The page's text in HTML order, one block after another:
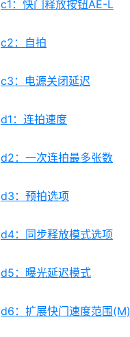
c1：快门释放按钮AE-L
c2：自拍
c3：电源关闭延迟
d1：连拍速度
d2：一次连拍最多张数
d3：预拍选项
d4：同步释放模式选项
d5：曝光延迟模式
d6：扩展快门速度范围(M)